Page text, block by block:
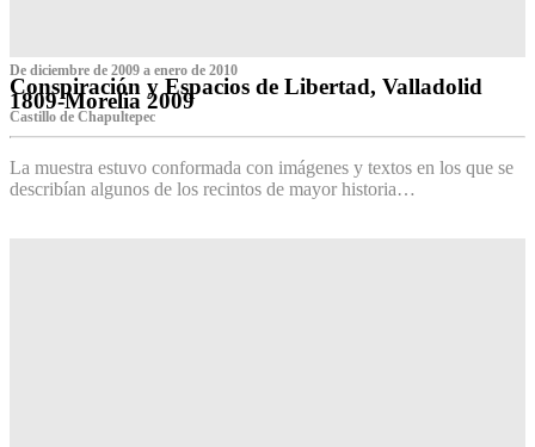
De diciembre de 2009 a enero de 2010
Conspiración y Espacios de Libertad, Valladolid
1809-Morelia 2009
Castillo de Chapultepec
La muestra estuvo conformada con imágenes y textos en los que se
describían algunos de los recintos de mayor historia…